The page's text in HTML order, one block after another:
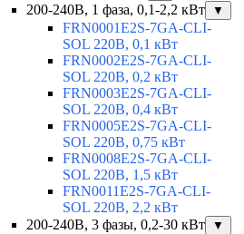
200-240В, 1 фаза, 0,1-2,2 кВт ▼
FRN0001E2S-7GA-CLI-
SOL 220В, 0,1 кВт
FRN0002E2S-7GA-CLI-
SOL 220В, 0,2 кВт
FRN0003E2S-7GA-CLI-
SOL 220В, 0,4 кВт
FRN0005E2S-7GA-CLI-
SOL 220В, 0,75 кВт
FRN0008E2S-7GA-CLI-
SOL 220В, 1,5 кВт
FRN0011E2S-7GA-CLI-
SOL 220В, 2,2 кВт
200-240В, 3 фазы, 0,2-30 кВт
▼